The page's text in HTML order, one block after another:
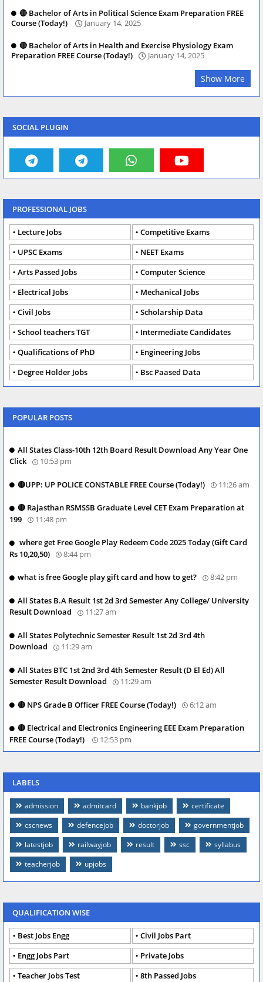
🔴 Bachelor of Arts in Political Science Exam Preparation FREE
Course (Today!)
January 14, 2025
🔴 Bachelor of Arts in Health and Exercise Physiology Exam
Preparation FREE Course (Today!)
January 14, 2025
Show More
SOCIAL PLUGIN
PROFESSIONAL JOBS
Lecture Jobs
Competitive Exams
UPSC Exams
NEET Exams
Arts Passed Jobs
Computer Science
Electrical Jobs
Mechanical Jobs
Civil Jobs
Scholarship Data
School teachers TGT
Intermediate Candidates
Qualifications of PhD
Engineering Jobs
Degree Holder Jobs
Bsc Paased Data
POPULAR POSTS
All States Class-10th 12th Board Result Download Any Year One
Click
10:53 pm
🔴UPP: UP POLICE CONSTABLE FREE Course (Today!) 11:26 am
🔴 Rajasthan RSMSSB Graduate Level CET Exam Preparation at
199
11:48 pm
where get Free Google Play Redeem Code 2025 Today (Gift Card
Rs 10,20,50)
8:44 pm
what is free Google play gift card and how to get? 8:42 pm
All States B.A Result 1st 2d 3rd Semester Any College/ University
Result Download
11:27 am
All States Polytechnic Semester Result 1st 2d 3rd 4th
Download
11:29 am
All States BTC 1st 2nd 3rd 4th Semester Result (D El Ed) All
Semester Result Download
11:29 am
🔴 NPS Grade B Officer FREE Course (Today!) 6:12 am
🔴 Electrical and Electronics Engineering EEE Exam Preparation
FREE Course (Today!)
12:53 pm
LABELS
admission admitcard bankjob
certificate
cscnews
defencejob doctorjob
governmentjob
latestjob
railwayjob result ssc
syllabus
teacherjob
upjobs
QUALIFICATION WISE
Best Jobs Engg
Civil Jobs Part
Engg Jobs Part
Private Jobs
Teacher Jobs Test
8th Passed Jobs